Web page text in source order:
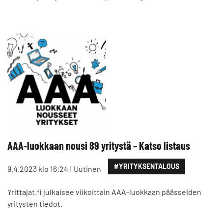
AAA-luokkaan nousi 89 yritystä – Katso listaus
9.4.2023 klo 16:24 Uutinen #YRITYKSENTALOUS
Yrittajat.fi julkaisee viikoittain AAA-luokkaan päässeiden
yritysten tiedot.